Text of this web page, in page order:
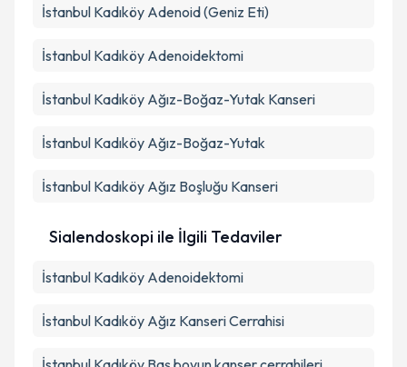
İstanbul Kadıköy Adenoid (Geniz Eti)
İstanbul Kadıköy Adenoidektomi
İstanbul Kadıköy Ağız-Boğaz-Yutak Kanseri
İstanbul Kadıköy Ağız-Boğaz-Yutak
İstanbul Kadıköy Ağız Boşluğu Kanseri
Sialendoskopi ile İlgili Tedaviler
İstanbul Kadıköy Adenoidektomi
İstanbul Kadıköy Ağız Kanseri Cerrahisi